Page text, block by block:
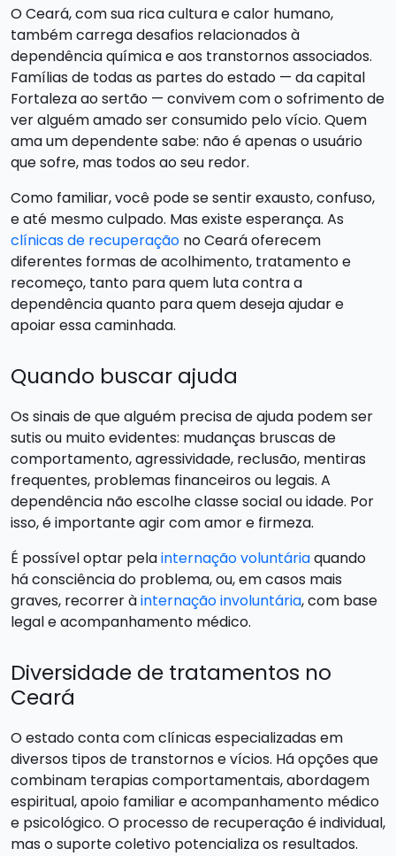
O Ceará, com sua rica cultura e calor humano,
também carrega desafios relacionados à
dependência química e aos transtornos associados.
Famílias de todas as partes do estado — da capital
Fortaleza ao sertão — convivem com o sofrimento de
ver alguém amado ser consumido pelo vício. Quem
ama um dependente sabe: não é apenas o usuário
que sofre, mas todos ao seu redor.
Como familiar, você pode se sentir exausto, confuso,
e até mesmo culpado. Mas existe esperança. As
clínicas de recuperação no Ceará oferecem
diferentes formas de acolhimento, tratamento e
recomeço, tanto para quem luta contra a
dependência quanto para quem deseja ajudar e
apoiar essa caminhada.
Quando buscar ajuda
Os sinais de que alguém precisa de ajuda podem ser
sutis ou muito evidentes: mudanças bruscas de
comportamento, agressividade, reclusão, mentiras
frequentes, problemas financeiros ou legais. A
dependência não escolhe classe social ou idade. Por
isso, é importante agir com amor e firmeza.
É possível optar pelainternação voluntáriaquando
há consciência do problema, ou, em casos mais
graves, recorrer àinternação involuntária, com base
legal e acompanhamento médico.
Diversidade de tratamentos no
Ceará
O estado conta com clínicas especializadas em
diversos tipos de transtornos e vícios. Há opções que
combinam terapias comportamentais, abordagem
espiritual, apoio familiar e acompanhamento médico
e psicológico. O processo de recuperação é individual,
mas o suporte coletivo potencializa os resultados.